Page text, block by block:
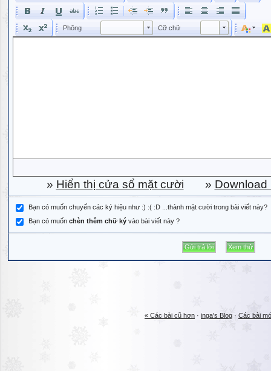
Phông Phông Cỡ chữ Kích cỡ phông
» Hiển thị cửa sổ mặt cười » Download
Bạn có muốn chuyển các ký hiệu như :) :( :D ...thành mặt cười trong bài viết này?
Bạn có muốn chèn thêm chữ ký vào bài viết này ?
« Các bài cũ hơn · inga's Blog · Các bài